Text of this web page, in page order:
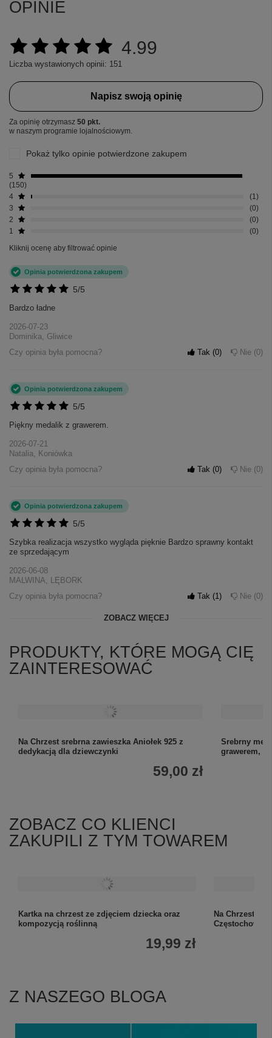
OPINIE
4.99
Liczba wystawionych opinii: 151
Napisz swoją opinię
Za opinię otrzymasz 50 pkt.
w naszym programie lojalnościowym.
Pokaż tylko opinie potwierdzone zakupem
5
150
4
1
3
0
2
0
1
0
Kliknij ocenę aby filtrować opinie
5/5
Opinia potwierdzona zakupem
Bardzo ładne
2026-07-23
Dominika, Gliwice
Czy opinia była pomocna?
Tak 0 Nie 0
5/5
Opinia potwierdzona zakupem
Piękny medalik z grawerem.
2026-07-21
Natalia, Koniówka
Czy opinia była pomocna?
Tak 0 Nie 0
5/5
Opinia potwierdzona zakupem
Szybka realizacja wszystko wygląda pięknie Bardzo sprawny kontakt
ze sprzedającym
2026-06-08
MALWINA, LĘBORK
Czy opinia była pomocna?
Tak 1 Nie 0
ZOBACZ WIĘCEJ
PRODUKTY, KTÓRE MOGĄ CIĘ
ZAINTERESOWAĆ
Na Chrzest srebrna zawieszka Aniołek 925 z
dedykacją dla dziewczynki
59,00 zł
Srebrny
grawerem,
ZOBACZ CO KLIENCI
ZAKUPILI Z TYM TOWAREM
Kartka na chrzest ze zdjęciem dziecka oraz
kompozycją roślinną
19,99 zł
Na Chrzest:
Z NASZEGO BLOGA